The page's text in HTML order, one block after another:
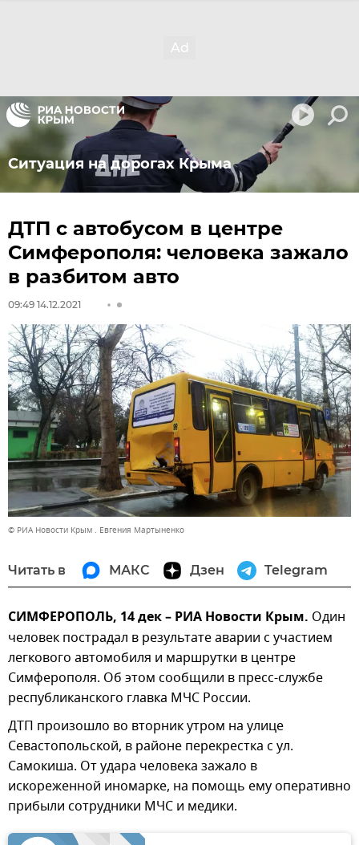
Ситуация на дорогах Крыма
ДТП с автобусом в центре
Симферополя: человека зажало
в разбитом авто
09:49 14.12.2021
© РИА Новости Крым . Евгения Мартыненко
Читать в МАКС Дзен Telegram
СИМФЕРОПОЛЬ, 14 дек – РИА Новости Крым. Один
человек пострадал в результате аварии с участием
легкового автомобиля и маршрутки в центре
Симферополя. Об этом сообщили в пресс-службе
республиканского главка МЧС России.
ДТП произошло во вторник утром на улице
Севастопольской, в районе перекрестка с ул.
Самокиша. От удара человека зажало в
искореженной иномарке, на помощь ему оперативно
прибыли сотрудники МЧС и медики.